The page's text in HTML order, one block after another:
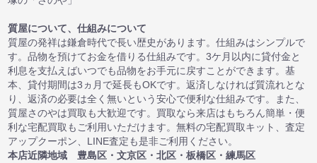
質屋について、仕組みについて
質屋の発祥は鎌倉時代で長い歴史があります。仕組みはシンプルで
す。品物を預けてお金を借りる仕組みです。3ケ月以内に貸付金と
利息を支払えばいつでも品物をお手元に戻すことができます。基
本、貸付期間は3ヵ月で延長もOKです。返済しなければ質流れとな
り、返済の必要は全く無いという安心で便利な仕組みです。また、
質屋さのやは買取も大歓迎です。買取なら来店はもちろん簡単・便
利な宅配買取もご利用いただけます。無料の宅配買取キット、査定
アップクーポン、LINE査定も是非ご利用ください。
本店近隣地域 豊島区・文京区・北区・板橋区・練馬区